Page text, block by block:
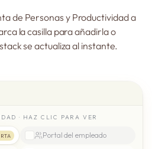
de Personas y Productividad a
la casilla para añadirla o
se actualiza al instante.
· HAZ CLIC PARA VER
Portal del empleado